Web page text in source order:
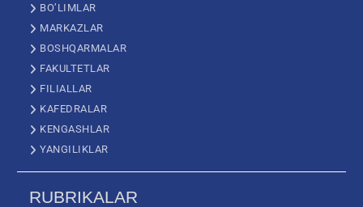
BO’LIMLAR
MARKAZLAR
BOSHQARMALAR
FAKULTETLAR
FILIALLAR
KAFEDRALAR
KENGASHLAR
YANGILIKLAR
RUBRIKALAR